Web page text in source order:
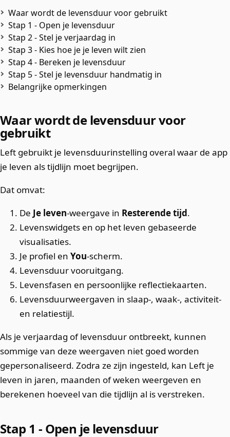
Waar wordt de levensduur voor gebruikt
Stap 1 - Open je levensduur
Stap 2 - Stel je verjaardag in
Stap 3 - Kies hoe je je leven wilt zien
Stap 4 - Bereken je levensduur
Stap 5 - Stel je levensduur handmatig in
Belangrijke opmerkingen
Waar wordt de levensduur voor
gebruikt
Left gebruikt je levensduurinstelling overal waar de app
je leven als tijdlijn moet begrijpen.
Dat omvat:
De Je leven-weergave in Resterende tijd.
Levenswidgets en op het leven gebaseerde
visualisaties.
Je profiel enYou-scherm.
Levensduur vooruitgang.
Levensfasen en persoonlijke reflectiekaarten.
Levensduurweergaven in slaap-, waak-, activiteit-
en relatiestijl.
Als je verjaardag of levensduur ontbreekt, kunnen
sommige van deze weergaven niet goed worden
gepersonaliseerd. Zodra ze zijn ingesteld, kan Left je
leven in jaren, maanden of weken weergeven en
berekenen hoeveel van die tijdlijn al is verstreken.
Stap 1 - Open je levensduur